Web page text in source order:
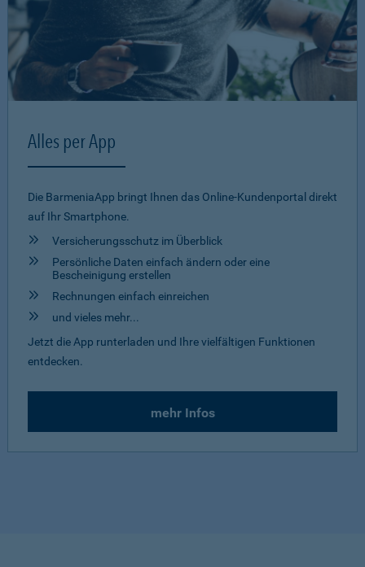
Alles per App
Die BarmeniaApp bringt Ihnen das Online-Kundenportal direkt
auf Ihr Smartphone.
Versicherungsschutz im Überblick
Persönliche Daten einfach ändern oder eine
Bescheinigung erstellen
Rechnungen einfach einreichen
und vieles mehr...
Jetzt die App runterladen und Ihre vielfältigen Funktionen
entdecken.
mehr Infos